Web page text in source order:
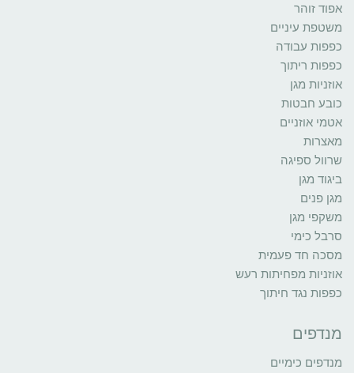
אפוד זוהר
משטפת עיניים
כפפות עבודה
כפפות ריתוך
אוזניות מגן
כובע חבטות
אטמי אוזניים
מאצרות
שרוול ספיגה
ביגוד מגן
מגן פנים
משקפי מגן
סרבל כימי
מסכה חד פעמית
אוזניות מפחיתות רעש
כפפות נגד חיתוך
מנדפים
מנדפים כימיים